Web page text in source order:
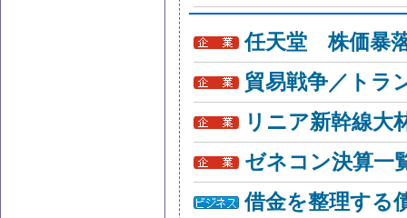
任天堂 株価暴
貿易戦争／トラ
リニア新幹線大
ゼネコン決算一
借金を整理する